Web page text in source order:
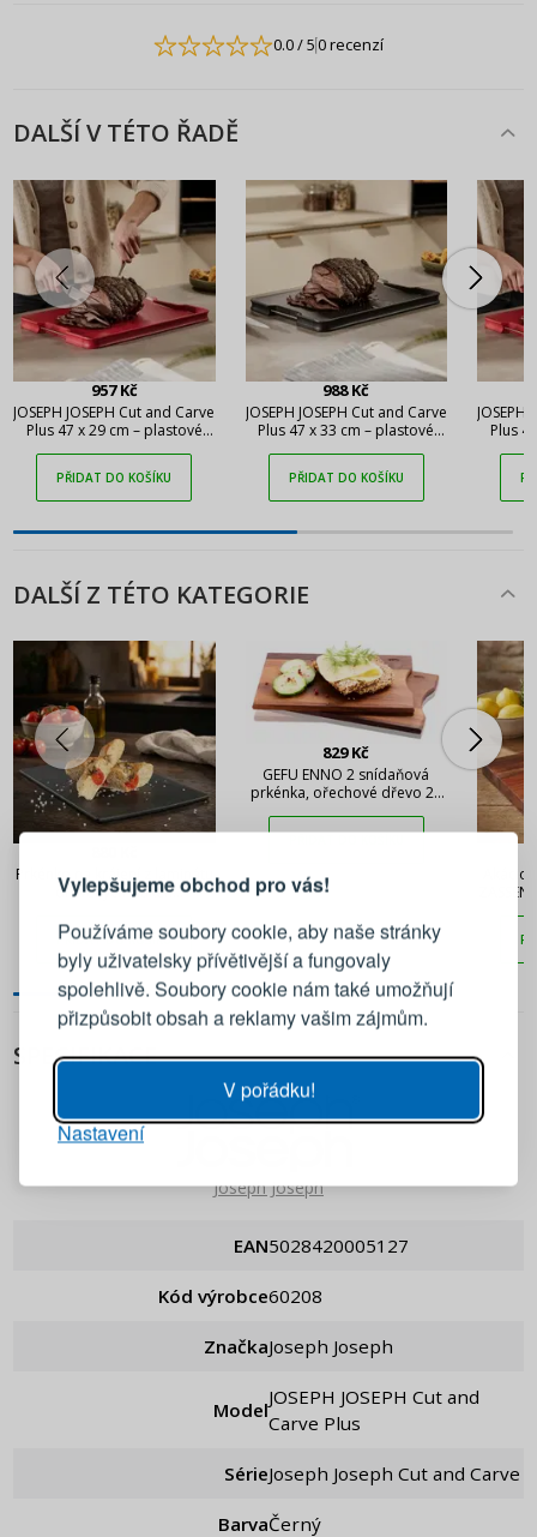
Vylepšujeme obchod pro vás!
Používáme soubory cookie, aby naše stránky
byly uživatelsky přívětivější a fungovaly
spolehlivě. Soubory cookie nám také umožňují
přizpůsobit obsah a reklamy vašim zájmům.
V pořádku!
Nastavení
0.0/ 50 recenzí
DALŠÍ V TÉTO ŘADĚ
957 Kč
JOSEPH JOSEPH Cut and Carve
Plus 47 x 29 cm – plastové
PŘIDAT DO KOŠÍKU
988 Kč
JOSEPH JOSEPH Cut and Carve
Plus 47 x 33 cm – plastové
PŘIDAT DO KOŠÍKU
JOSEPH
Plus
DALŠÍ Z TÉTO KATEGORIE
Prkénko na krájení z laminátu
dřevěných vláken
36 x 23 cm černá
PŘIDAT DO KOŠÍKU
829 Kč
GEFU ENNO 2 snídaňová
prkénka, ořechové dřevo 24
SPECIFIKACE
Joseph Joseph
EAN 5028420005127
Kód výrobce 60208
Značka Joseph Joseph
Model
JOSEPH JOSEPH Cut and
Carve Plus
Série Joseph Joseph Cut and Carve
Barva Černý
PŘIHLÁŠENÍ REGISTRACE
Přihlaste se ke svému účtu
Emailová adresa
PŘIHLÁSIT SE
Připomenutí hesla